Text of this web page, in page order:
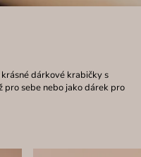
dárkové krabičky s
pro sebe nebo jako dárek pro